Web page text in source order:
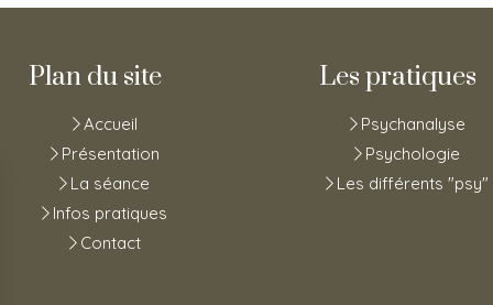
Plan du site
Accueil
Présentation
La séance
Infos pratiques
Contact
Les pratiques
Psychanalyse
Psychologie
Les différents "psy"